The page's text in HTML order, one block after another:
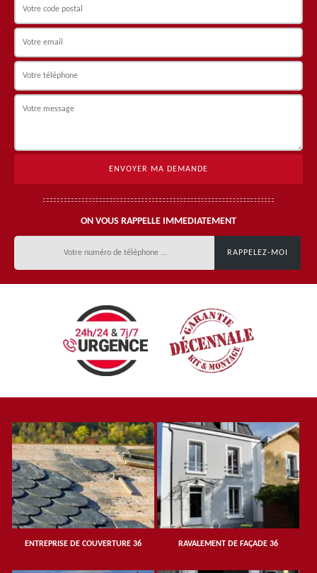
ON VOUS RAPPELLE IMMEDIATEMENT
ENTREPRISE DE COUVERTURE 36 RAVALEMENT DE FAÇADE 36